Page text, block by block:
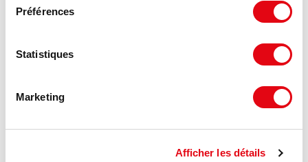
Préférences
Statistiques
Marketing
Afficher les détails